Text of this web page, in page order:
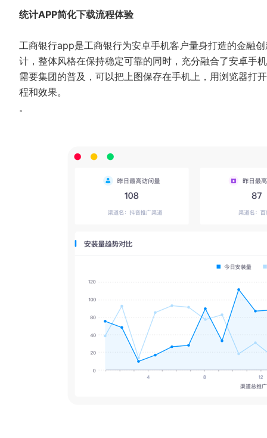
统计APP简化下载流程体验
工商银行app是工商银行为安卓手机客户量身打造的金融
计，整体风格在保持稳定可靠的同时，充分融合了安卓手
需要集团的普及，可以把上图保存在手机上，用浏览器打
程和效果。
。